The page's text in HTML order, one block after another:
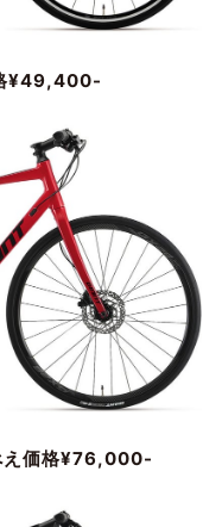
¥49,400-
え価格¥76,000-